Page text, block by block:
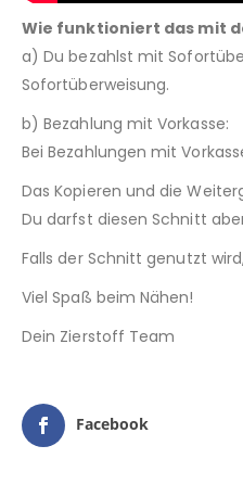
Wie funktioniert das mit
a) Du bezahlst mit
Sofortüberweisung.
b) Bezahlung mit Vorkasse:
Bei Bezahlungen mit
Das Kopieren und die
Du darfst diesen Schnitt
Falls der Schnitt genutzt
Viel Spaß beim Nähen!
Dein Zierstoff Team
Facebook